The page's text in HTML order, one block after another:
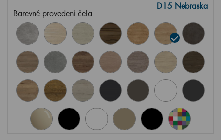
Barevné provedení čela
D15 Nebraska